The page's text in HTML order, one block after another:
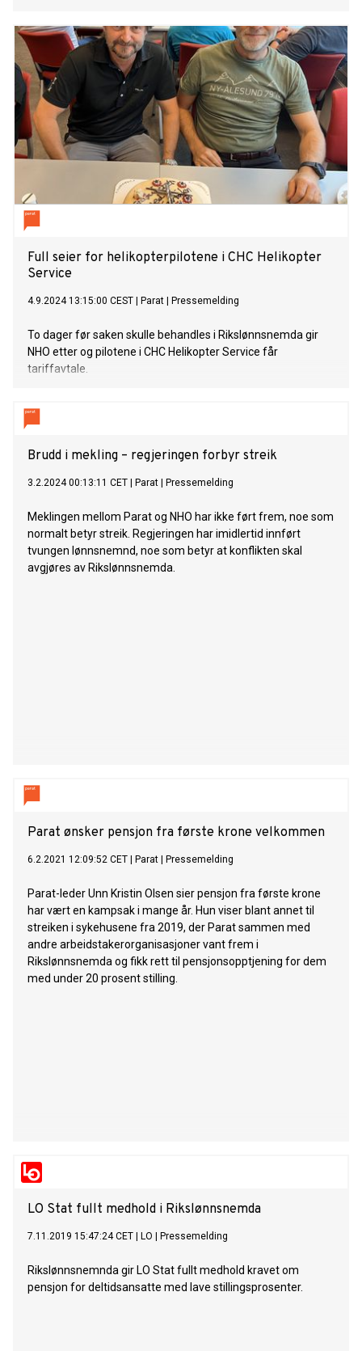
Full seier for helikopterpilotene i CHC Helikopter
Service
4.9.2024 13:15:00 CEST Parat Pressemelding
To dager før saken skulle behandles i Rikslønnsnemda gir
NHO etter og pilotene i CHC Helikopter Service får
tariffavtale.
Brudd i mekling – regjeringen forbyr streik
3.2.2024 00:13:11 CET Parat Pressemelding
Meklingen mellom Parat og NHO har ikke ført frem, noe som
normalt betyr streik. Regjeringen har imidlertid innført
tvungen lønnsnemnd, noe som betyr at konflikten skal
avgjøres av Rikslønnsnemda.
Parat ønsker pensjon fra første krone velkommen
6.2.2021 12:09:52 CET Parat Pressemelding
Parat-leder Unn Kristin Olsen sier pensjon fra første krone
har vært en kampsak i mange år. Hun viser blant annet til
streiken i sykehusene fra 2019, der Parat sammen med
andre arbeidstakerorganisasjoner vant frem i
Rikslønnsnemda og fikk rett til pensjonsopptjening for dem
med under 20 prosent stilling.
LO Stat fullt medhold i Rikslønnsnemda
7.11.2019 15:47:24 CET LO Pressemelding
Rikslønnsnemnda gir LO Stat fullt medhold kravet om
pensjon for deltidsansatte med lave stillingsprosenter.